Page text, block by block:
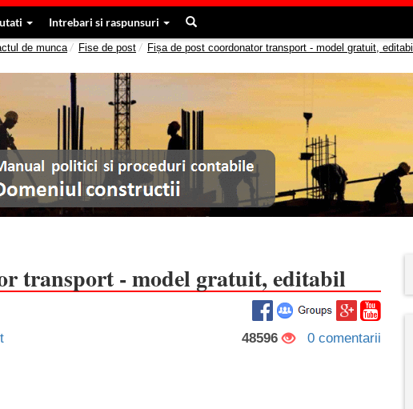
Intrebari si raspunsuri
de munca Fise de post Fișa de post coordonator transport - model gratuit, editabil
transport - model gratuit, editabil
48596 0 comentarii